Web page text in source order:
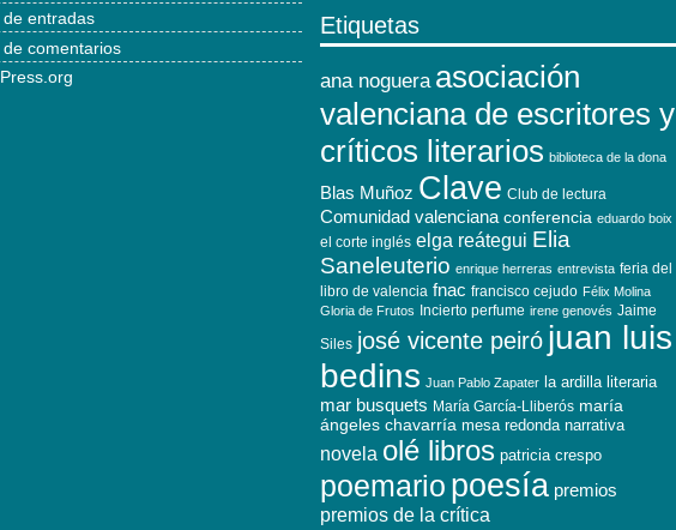
de entradas
de comentarios
Etiquetas
ana noguera asociación
valenciana de escritores y
críticos literarios biblioteca de la dona
Blas Muñoz Clave Club de lectura
Comunidad valenciana conferencia eduardo boix
el corte inglés elga reátegui Elia
Saneleuterio enrique herreras entrevista feria del
libro de valencia fnac francisco cejudo Félix Molina
Gloria de Frutos Incierto perfume irene genovés Jaime
Siles josé vicente peiró juan luis
bedins Juan Pablo Zapater la ardilla literaria
mar busquets María García-Lliberós maría
ángeles chavarría mesa redonda narrativa
novela olé libros patricia crespo
poemario poesía premios
premios de la crítica